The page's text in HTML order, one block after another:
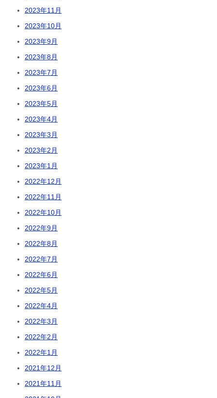
2023年11月
2023年10月
2023年9月
2023年8月
2023年7月
2023年6月
2023年5月
2023年4月
2023年3月
2023年2月
2023年1月
2022年12月
2022年11月
2022年10月
2022年9月
2022年8月
2022年7月
2022年6月
2022年5月
2022年4月
2022年3月
2022年2月
2022年1月
2021年12月
2021年11月